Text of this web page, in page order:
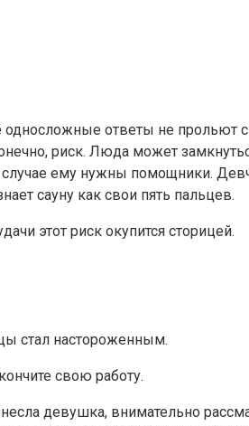
ответы не прольют
риск. Люда может
ему нужны помощники.
сауну как свои пять пальцев.
этот риск окупится сторицей.
стал настороженным.
свою работу.
девушка, внимательно